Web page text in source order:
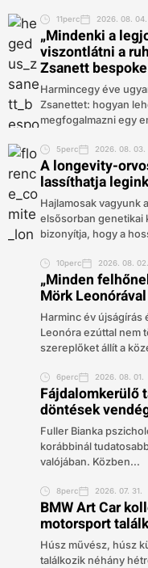
11perc 2026. 08. 04.
„Mindenki a
viszontlátni a
Zsanett
Harmincegy éve
Zsanettet: hogyan
megfogalmazni egy
5perc 2026. 08. 03.
A longevity-
lassíthatja
Hajlamosak vagyunk
elsősorban genetikai
bizonyítja, hogy a
10perc 2026. 08. 02.
„Minden
Mörk
Harminc év újságírás
Leonóra ezúttal nem
szereplőket állít a
6perc 2026. 08. 01.
Fájdalomkerülő
döntések
Fuller Bianka
korábbinál
valójában. Közben...
8perc 2026. 07. 31.
BMW Art Car
motorsport
Húsz művész, húsz
találkozik néhány